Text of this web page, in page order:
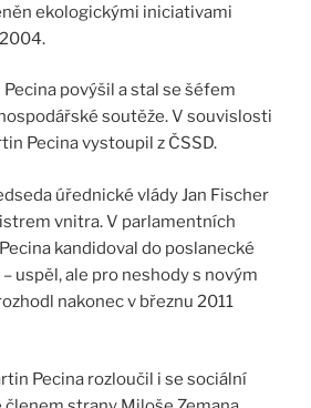
ekologickými iniciativami
povýšil a stal se šéfem
soutěže. V souvislosti
Pecina vystoupil z ČSSD.
úřednické vlády Jan Fischer
vnitra. V parlamentních
kandidoval do poslanecké
uspěl, ale pro neshody s novým
nakonec v březnu 2011
Pecina rozloučil i se sociální